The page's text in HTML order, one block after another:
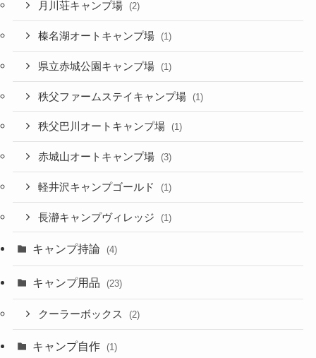
月川荘キャンプ場 (2)
榛名湖オートキャンプ場 (1)
県立赤城公園キャンプ場 (1)
秩父ファームステイキャンプ場 (1)
秩父巴川オートキャンプ場 (1)
赤城山オートキャンプ場 (3)
軽井沢キャンプゴールド (1)
長瀞キャンプヴィレッジ (1)
キャンプ持論 (4)
キャンプ用品 (23)
クーラーボックス (2)
キャンプ自作 (1)